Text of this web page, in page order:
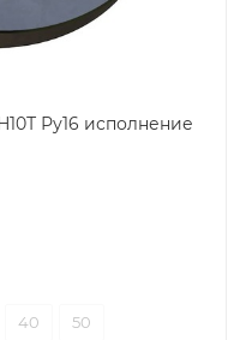
Ру16 исполнение
40 50